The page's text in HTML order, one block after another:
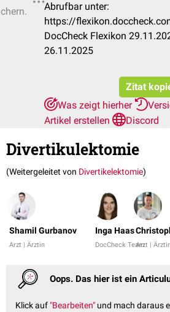
Abrufbar unter:
https://
DocCheck Flexikon
26.11.2025
Zitat
Was zeigt hierher
Artikel erstellen
Discord
Divertikulektomie
(Weitergeleitet von Divertikelektomie)
Shamil Gurbanov
Arzt | Ärztin
Inga Haas
DocCheck TeamArzt |
Oops. Das hier ist ein
Klick auf "Bearbeiten" und mach daraus